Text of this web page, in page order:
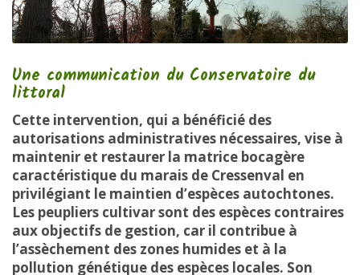
Une communication du Conservatoire du
littoral
Cette intervention, qui a bénéficié des
autorisations administratives nécessaires, vise à
maintenir et restaurer la matrice bocagère
caractéristique du marais de Cressenval en
privilégiant le maintien d’espèces autochtones.
Les peupliers cultivar sont des espèces contraires
aux objectifs de gestion, car il contribue à
l’assèchement des zones humides et à la
pollution génétique des espèces locales. Son